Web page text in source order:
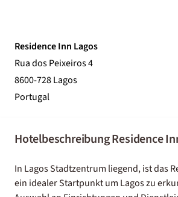
Residence Inn Lagos
Rua dos Peixeiros 4
8600-728 Lagos
Portugal
Hotelbeschreibung Residence
In Lagos Stadtzentrum liegend, ist das
ein idealer Startpunkt um Lagos zu